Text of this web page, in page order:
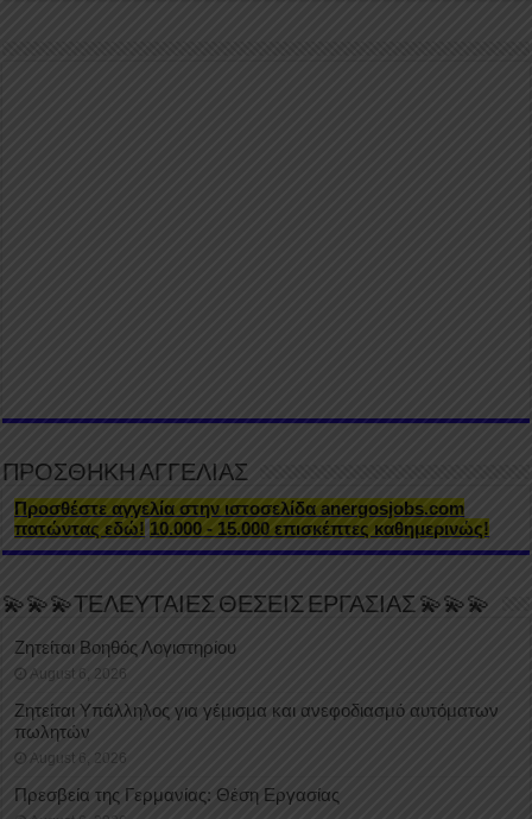
ΠΡΟΣΘΗΚΗ ΑΓΓΕΛΙΑΣ
Προσθέστε αγγελία στην ιστοσελίδα anergosjobs.com
πατώντας εδώ! 10.000 - 15.000 επισκέπτες καθημερινώς!
💫💫💫ΤΕΛΕΥΤΑΙΕΣ ΘΕΣΕΙΣ ΕΡΓΑΣΙΑΣ 💫💫💫
Ζητείται Βοηθός Λογιστηρίου
August 6, 2026
Ζητείται Υπάλληλος για γέμισμα και ανεφοδιασμό αυτόματων
πωλητών
August 6, 2026
Πρεσβεία της Γερμανίας: Θέση Εργασίας